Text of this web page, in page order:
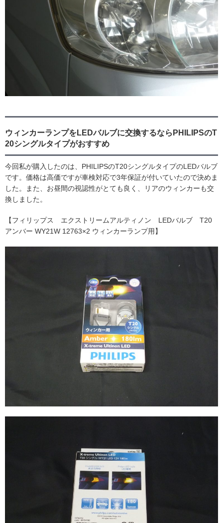
ウィンカーランプをLEDバルブに交換するならPHILIPSのT
20シングルタイプがおすすめ
今回私が購入したのは、PHILIPSのT20シングルタイプのLEDバルブ
です。価格は高価ですが車検対応で3年保証が付いていたので決めま
した。また、お昼間の視認性がとても良く、リアのウィンカーも交
換しました。
【フィリップス エクストリームアルティノン LEDバルブ T20
アンバー WY21W 12763×2 ウィンカーランプ用】